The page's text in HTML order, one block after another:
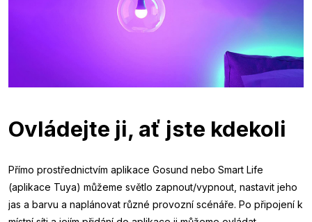
Ovládejte ji, ať jste kdekoli
Přímo prostřednictvím aplikace Gosund nebo Smart Life
(aplikace Tuya) můžeme světlo zapnout/vypnout, nastavit jeho
jas a barvu a naplánovat různé provozní scénáře. Po připojení k